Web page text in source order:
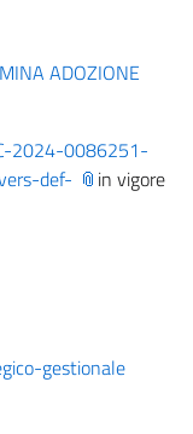
ADOZIONE
2024-0086251-
def-
in vigore
gestionale